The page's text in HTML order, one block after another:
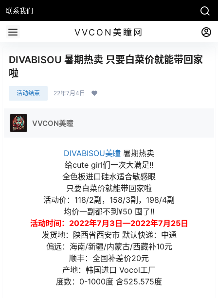
联系我们
VVCON美瞳网
DIVABISOU 暑期热卖 只要白菜价就能带回家
啦
活动结束 22年7月4日
VVCON美瞳
DIVABISOU美瞳 暑期热卖
给cute girl们一次大满足‼
全色板进口硅水适合敏感眼
只要白菜价就能带回家啦
活动价：118/2副，158/3副，198/4副
均价一副都不到¥50 囤了‼
活动时间：2022年7月3日—2022年7月25日
发货地：陕西省西安市 默认快递：中通
偏远：海南/新疆/内蒙古/西藏补10元
顺丰：全国补差价20元
产地：韩国进口 Vocol工厂
度数：0-1000度 含525.575度